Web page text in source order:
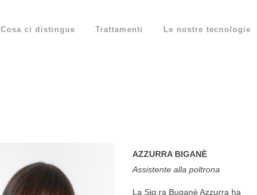
Cosa ci distingue Trattamenti Le nostre tecnologie
AZZURRA BIGANÈ
Assistente alla poltrona
La Sig.ra Buganè Azzurra ha